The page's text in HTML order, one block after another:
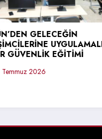
GAÜN’DEN
ZİYARETİ
31 Temmuz 2026